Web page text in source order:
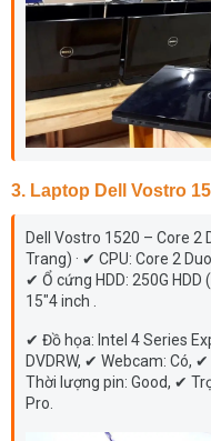
3. Laptop Dell Vostro
Dell Vostro 1520 – Core
Trang) · ✔ CPU: Core 2
✔ Ổ cứng HDD: 250G
15"4 inch .
✔ Đồ họa: Intel 4 Series
DVDRW, ✔ Webcam: Có,
Thời lượng pin: Good, ✔
Pro.